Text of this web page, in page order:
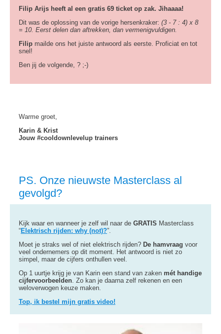
Filip Arijs heeft al een gratis 69 ticket op zak. Jihaaaa!
Dit was de oplossing van de vorige hersenkraker: (3 - 7 : 4) x 8
= 10. Eerst delen dan aftrekken, dan vermenigvuldigen.
Filip mailde ons het juiste antwoord als eerste. Proficiat en tot
snel!
Ben jij de volgende, ? ;-)
Warme groet,
Karin & Krist
Jouw #cooldownlevelup trainers
PS. Onze nieuwste Masterclass al
gevolgd?
Kijk waar en wanneer je zelf wil naar de GRATIS Masterclass
“Elektrisch rijden: why (not)?”.
Moet je straks wel of niet elektrisch rijden? De hamvraag voor
veel ondernemers op dit moment. Het antwoord is niet zo
simpel, maar de cijfers onthullen veel.
Op 1 uurtje krijg je van Karin een stand van zaken mét handige
cijfervoorbeelden. Zo kan je daarna zelf rekenen en een
weloverwogen keuze maken.
Top, ik bestel mijn gratis video!